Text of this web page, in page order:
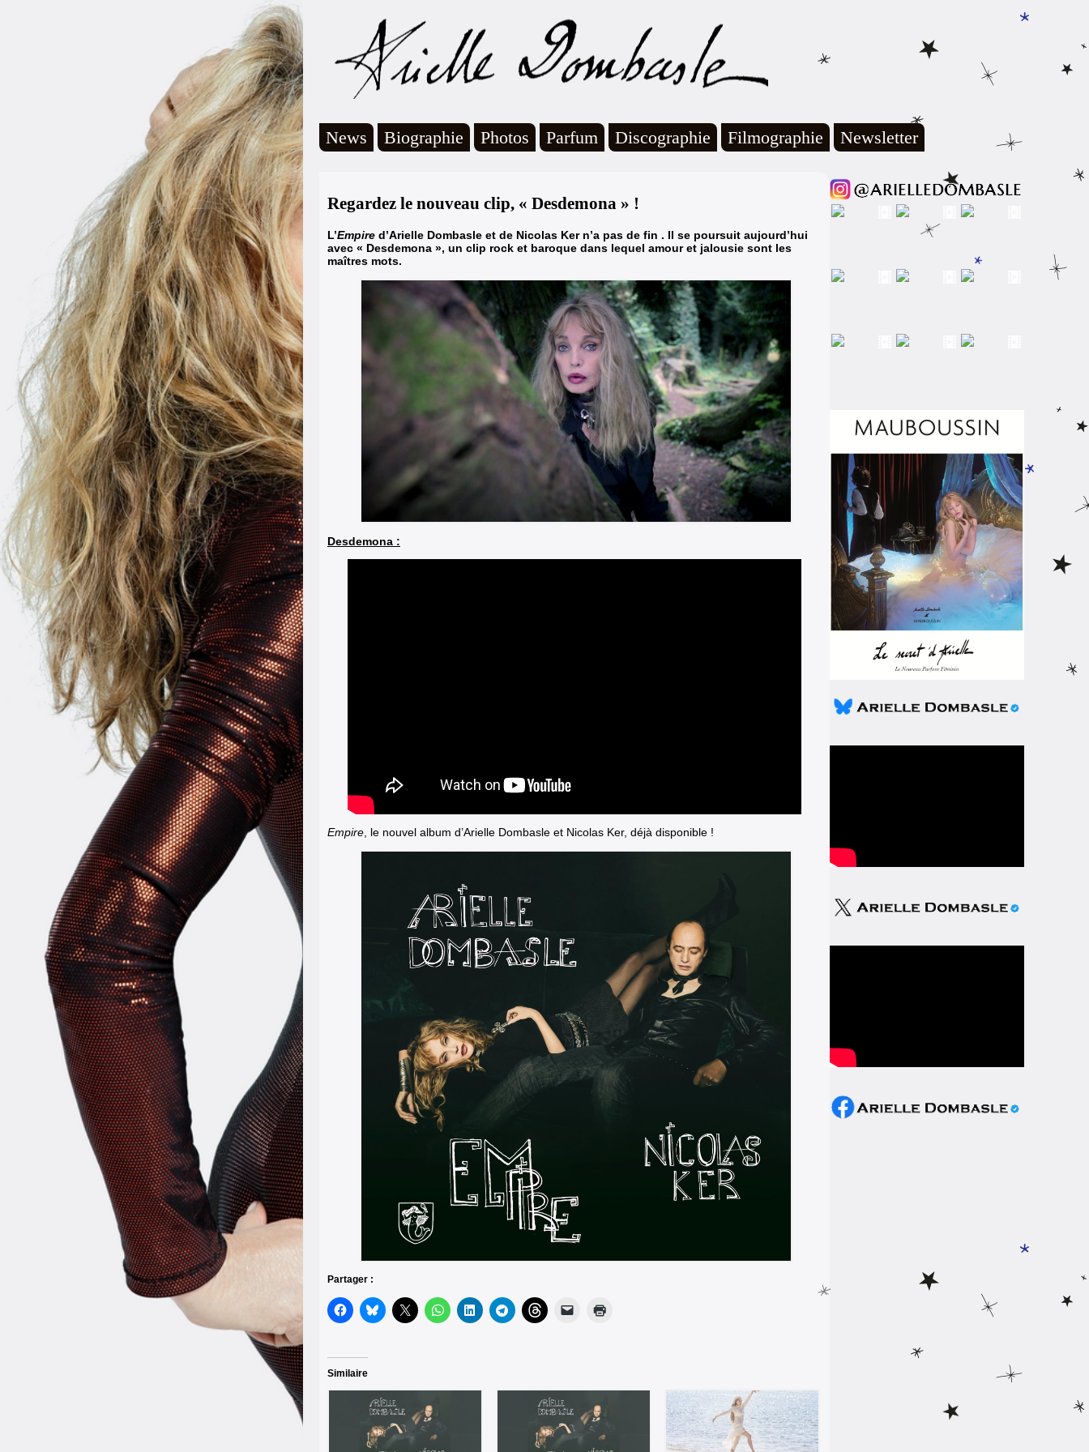
News Biographie Photos Parfum Discographie Filmographie Newsletter
Regardez le nouveau clip, « Desdemona » !
L’Empire d’Arielle Dombasle et de Nicolas Ker n’a pas de fin . Il se poursuit aujourd’hui
avec « Desdemona », un clip rock et baroque dans lequel amour et jalousie sont les
maîtres mots.
Desdemona :
Empire , le nouvel album d’Arielle Dombasle et Nicolas Ker, déjà disponible !
Partager :
Similaire